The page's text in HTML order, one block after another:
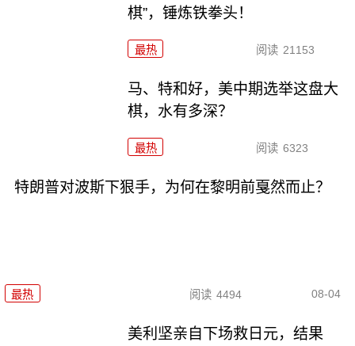
棋”，锤炼铁拳头！
最热 阅读 21153
马、特和好，美中期选举这盘大
棋，水有多深？
最热 阅读 6323
特朗普对波斯下狠手，为何在黎明前戛然而止？
最热 阅读 4494 08-04
美利坚亲自下场救日元，结果